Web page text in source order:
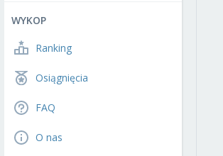
WYKOP
Ranking
Osiągnięcia
FAQ
O nas